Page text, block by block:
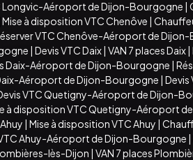
Longvic-Aéroport de Dijon-Bourgogne |
Mise à disposition VTC Chenôve |
VTC Chenôve-Aéroport de
| Devis VTC Daix| VAN 7 places Daix|
Daix-Aéroport de Dijon-Bourgogne |
Aéroport de Dijon-Bourgogne | Devis
VTC Quetigny-Aéroport de Dijon-
à disposition VTC Quetigny-Aéroport
| Mise à disposition VTC Ahuy |
Ahuy-Aéroport de Dijon-Bourgogne |
lès-Dijon | VAN 7 places